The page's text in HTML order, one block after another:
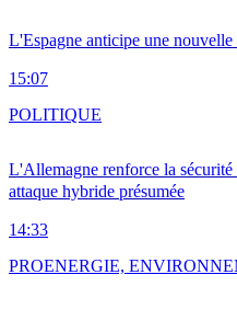
L'Espagne anticipe une nouvelle
15:07
L'Allemagne renforce la
attaque hybride présumée
14:33
POLITIQUE
PROENERGIE,